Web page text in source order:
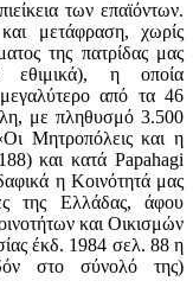
των επαϊόντων.
μετάφραση, χωρίς
της πατρίδας μας
εθιμικά), η οποία
από τα 46
με πληθυσμό 3.500
Μητροπόλεις και η
και κατά Papahagi
η Κοινότητά μας
της Ελλάδας, άφου
και Οικισμών
έκδ. 1984 σελ. 88 η
στο σύνολό της)